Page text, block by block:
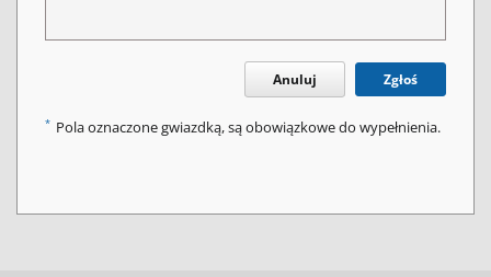
Anuluj Zgłoś
* Pola oznaczone gwiazdką, są obowiązkowe do wypełnienia.